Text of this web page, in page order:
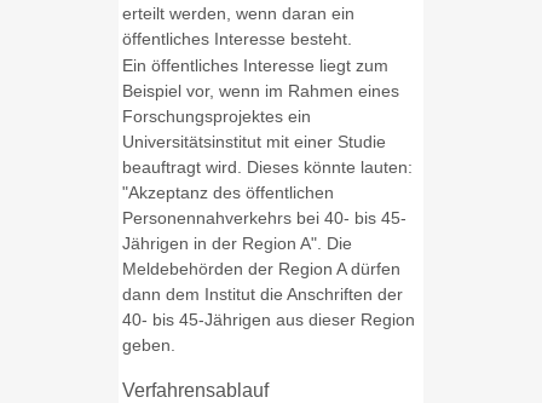
erteilt werden, wenn daran ein
öffentliches Interesse besteht.
Ein öffentliches Interesse liegt zum
Beispiel vor, wenn im Rahmen eines
Forschungsprojektes ein
Universitätsinstitut mit einer Studie
beauftragt wird. Dieses könnte lauten:
"Akzeptanz des öffentlichen
Personennahverkehrs bei 40- bis 45-
Jährigen in der Region A". Die
Meldebehörden der Region A dürfen
dann dem Institut die Anschriften der
40- bis 45-Jährigen aus dieser Region
geben.
Verfahrensablauf